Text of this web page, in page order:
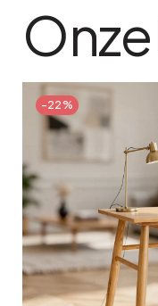
-22%